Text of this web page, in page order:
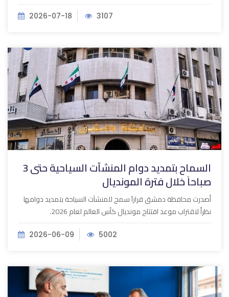
2026-07-18 3107
السماح بتمديد دوام المنشآت السياحية حتى 3
صباحاَ خلال فترة المونديال
أصدرت محافظة دمشق قراراَ سمح للمنشآت السياحة بتمديد دوامها
نظراً لاقتراب موعد افتتاح مونديال كأس العالم لعام 2026.
2026-06-09 5002